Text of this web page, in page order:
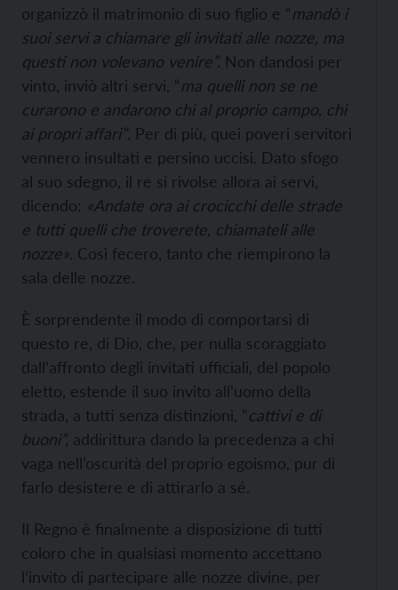
organizzò il matrimonio di suo figlio e “mandò i
suoi servi a chiamare gli invitati alle nozze, ma
questi non volevano venire”. Non dandosi per
vinto, inviò altri servi, “ma quelli non se ne
curarono e andarono chi al proprio campo, chi
ai propri affari”. Per di più, quei poveri servitori
vennero insultati e persino uccisi. Dato sfogo
al suo sdegno, il re si rivolse allora ai servi,
dicendo: «Andate ora ai crocicchi delle strade
e tutti quelli che troverete, chiamateli alle
nozze». Così fecero, tanto che riempirono la
sala delle nozze.
È sorprendente il modo di comportarsi di
questo re, di Dio, che, per nulla scoraggiato
dall’affronto degli invitati ufficiali, del popolo
eletto, estende il suo invito all’uomo della
strada, a tutti senza distinzioni, “cattivi e di
buoni”, addirittura dando la precedenza a chi
vaga nell’oscurità del proprio egoismo, pur di
farlo desistere e di attirarlo a sé.
Il Regno è finalmente a disposizione di tutti
coloro che in qualsiasi momento accettano
l’invito di partecipare alle nozze divine, per